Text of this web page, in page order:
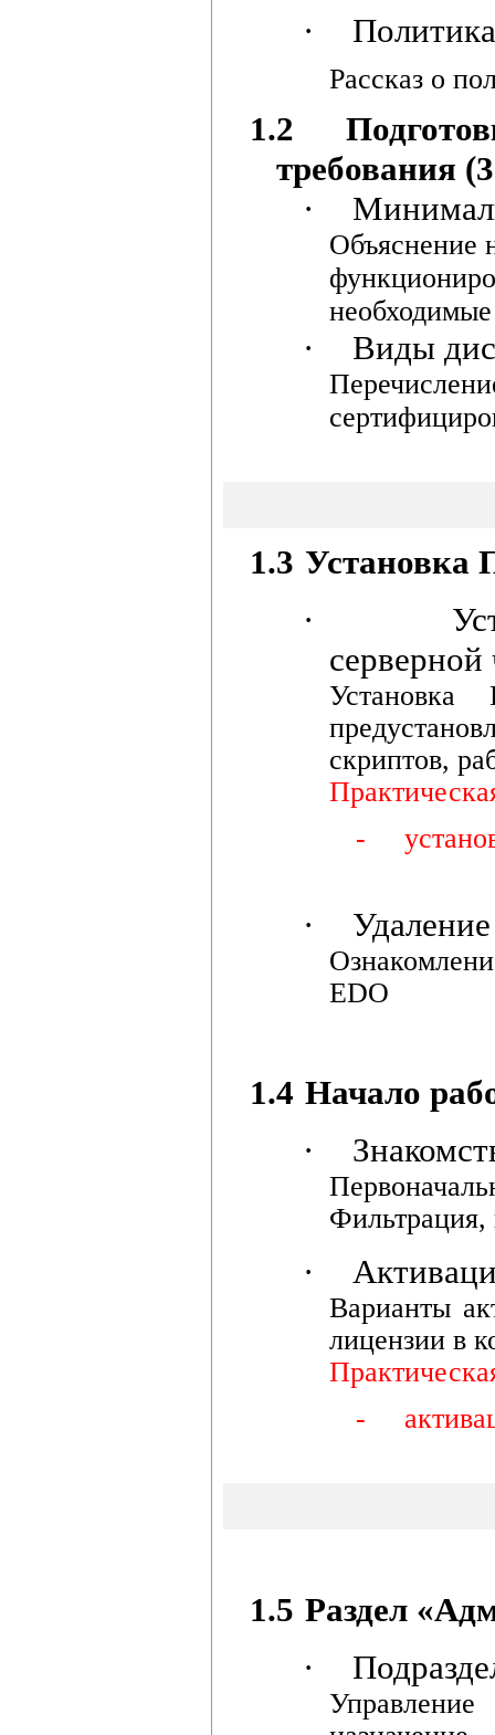
·
Рассказ о
1.2
требования
·
Объяснение
· Виды
1.3 Установка
·
скриптов,
-
·
EDO
1.4 Начало
·
Фильтрация,
·
Варианты
лицензии в
-
1.5 Раздел
·